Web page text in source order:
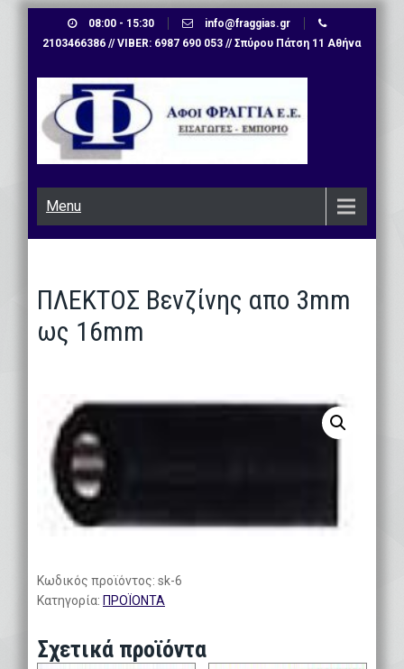
08:00 - 15:30
info@fraggias.gr
2103466386 // VIBER: 6987 690 053 // Σπύρου Πάτση 11 Αθήνα
Menu
ΠΛΕΚΤΟΣ Βενζίνης απο 3mm
ως 16mm
Κωδικός προϊόντος: sk-6
Κατηγορία: ΠΡΟΪΟΝΤΑ
Σχετικά προϊόντα